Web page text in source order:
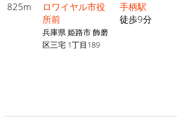
825m
ロワイヤル市役
所前
兵庫県 姫路市 飾磨
区三宅 1丁目189
手柄駅
徒歩9分